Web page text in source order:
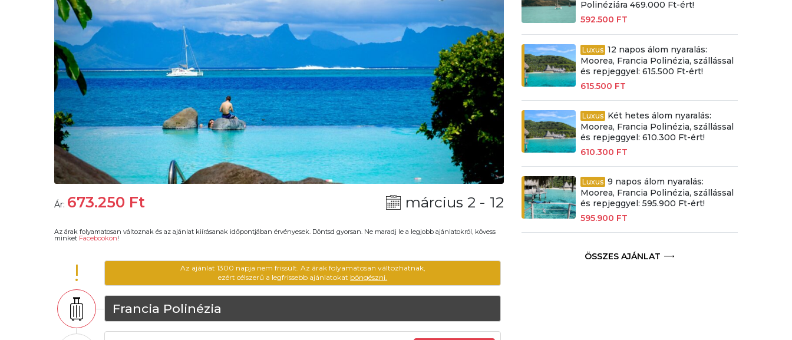
Ár: 673.250 Ft március 2 - 12
Az árak folyamatosan változnak és az ajánlat kiírásanak időpontjában érvényesek. Döntsd gyorsan. Ne maradj le a legjobb ajánlatokról, kövess
minket Facebookon!
!
Az ajánlat 1300 napja nem frissült. Az árak folyamatosan változhatnak,
ezért célszerű a legfrissebb ajánlatokat böngészni.
Francia Polinézia
Polinéziára 469.000 Ft-ért!
592.500 FT
Luxus 12 napos álom nyaralás:
Moorea, Francia Polinézia, szállással
és repjeggyel: 615.500 Ft-ért!
615.500 FT
Luxus Két hetes álom nyaralás:
Moorea, Francia Polinézia, szállással
és repjeggyel: 610.300 Ft-ért!
610.300 FT
Luxus 9 napos álom nyaralás:
Moorea, Francia Polinézia, szállással
és repjeggyel: 595.900 Ft-ért!
595.900 FT
ÖSSZES AJÁNLAT